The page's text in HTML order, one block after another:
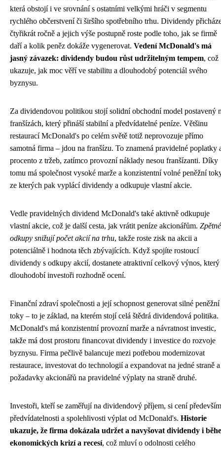
která obstojí i ve srovnání s ostatními velkými hráči v segmentu
rychlého občerstvení či širšího spotřebního trhu. Dividendy
čtyřikrát ročně a jejich výše postupně roste podle toho, jak se firmě
daří a kolik peněz dokáže vygenerovat. Vedení McDonald's má
jasný závazek: dividendy budou růst udržitelným tempem, což
ukazuje, jak moc věří ve stabilitu a dlouhodobý potenciál svého
byznysu.
Za dividendovou politikou stojí solidní obchodní model postavený
franšízách, který přináší stabilní a předvídatelné peníze. Většinu
restaurací McDonald's po celém světě totiž neprovozuje přímo
samotná firma – jdou na franšízu. To znamená pravidelné poplatky
procento z tržeb, zatímco provozní náklady nesou franšízanti. Díky
tomu má společnost vysoké marže a konzistentní volné peněžní
ze kterých pak vyplácí dividendy a odkupuje vlastní akcie.
Vedle pravidelných dividend McDonald's také aktivně odkupuje
vlastní akcie, což je další cesta, jak vrátit peníze akcionářům. Zpětné
odkupy snižují počet akcií na trhu, takže roste zisk na akcii a
potenciálně i hodnota těch zbývajících. Když spojíte rostoucí
dividendy s odkupy akcií, dostanete atraktivní celkový výnos, který
dlouhodobí investoři rozhodně ocení.
Finanční zdraví společnosti a její schopnost generovat silné peněžní
toky – to je základ, na kterém stojí celá štědrá dividendová politika.
McDonald's má konzistentní provozní marže a návratnost investic,
takže má dost prostoru financovat dividendy i investice do rozvoje
byznysu. Firma pečlivě balancuje mezi potřebou modernizovat
restaurace, investovat do technologií a expandovat na jedné straně a
požadavky akcionářů na pravidelné výplaty na straně druhé.
Investoři, kteří se zaměřují na dividendový příjem, si cení především
předvídatelnosti a spolehlivosti výplat od McDonald's. Historie
ukazuje, že firma dokázala udržet a navyšovat dividendy i
ekonomických krizí a recesí, což mluví o odolnosti celého